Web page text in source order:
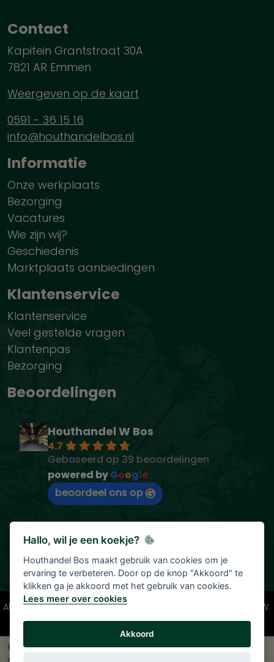
Contact
Kapitein Grantstraat 30A
7821 AR Emmen
Weergeven op de kaart
0591 - 36 15 16
info@houthandelbos.nl
Informatie
Onze werkplaats
Bezorging
Vacatures
Wie zijn wij?
Geschiedenis
Marktplaats aanbiedingen
Klantenservice
Klantenservice
Veel gestelde vragen
Klantenpas
Bezorging
Beoordelingen
Houthandel W Bos
4.7
Gebaseerd op 39 beoordelingen
powered byGoogle
beoordeel ons op
Alle vermelde prijzen zijn onder voorbehoud en incl. 21% BTW.
Tenzij anders vermeld.
© 2026 Houthandel Bos|
Hallo, wil je een koekje?
Houthandel Bos maakt gebruik van cookies om je
ervaring te verbeteren. Door op de knop "Akkoord" te
klikken ga je akkoord met het gebruik van cookies.
Lees meer over cookies
Akkoord